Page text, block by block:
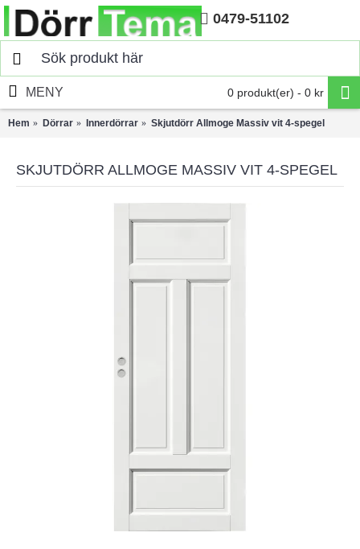
Hem 0479-51102
0 produkt(er) - 0 kr
MENY
Hem Dörrar Innerdörrar Skjutdörr Allmoge Massiv vit 4-spegel
SKJUTDÖRR ALLMOGE MASSIV VIT 4-SPEGEL